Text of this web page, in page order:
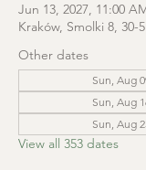
Jun 13, 2027, 11:00
Kraków, Smolki 8, 30-
Other dates
Sun, Aug
Sun, Aug
Sun, Aug
View all 353 dates